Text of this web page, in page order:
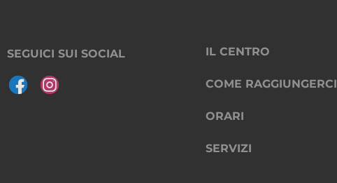
SEGUICI SUI SOCIAL IL CENTRO
COME RAGGIUNGERCI
ORARI
SERVIZI